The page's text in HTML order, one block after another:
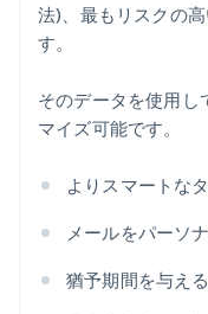
法)、最もリスクの
す。
そのデータを使用し
マイズ可能です。
よりスマートな
メールをパーソ
猶予期間を与える